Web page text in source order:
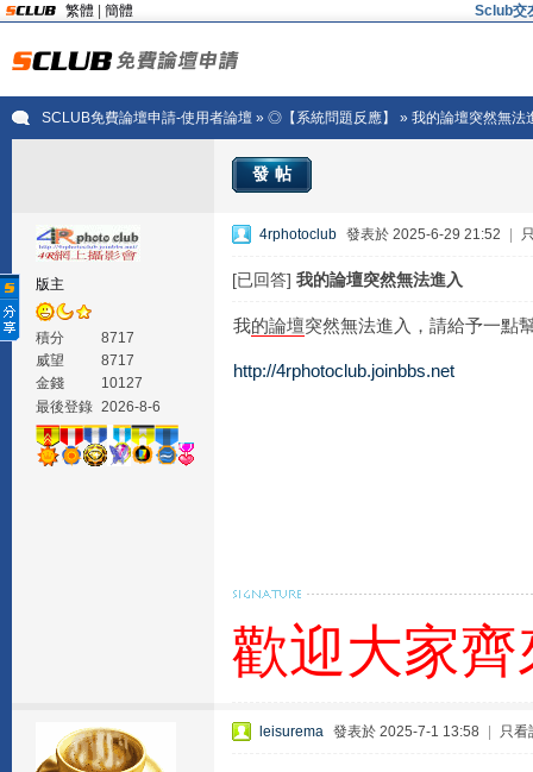
繁體 簡體 Sclub交
SCLUB免費論壇申請-使用者論壇» ◎【系統問題反應】 » 我的論壇突然無法
發帖
版主
積分
8717
威望
8717
金錢
10127
最後登錄 2026-8-6
4rphotoclub 發表於 2025-6-29 21:52
[已回答] 我的論壇突然無法進入
我的論壇突然無法進入，請給予一點
http://4rphotoclub.joinbbs.net
歡迎大家
leisurema 發表於 2025-7-1 13:58 只看